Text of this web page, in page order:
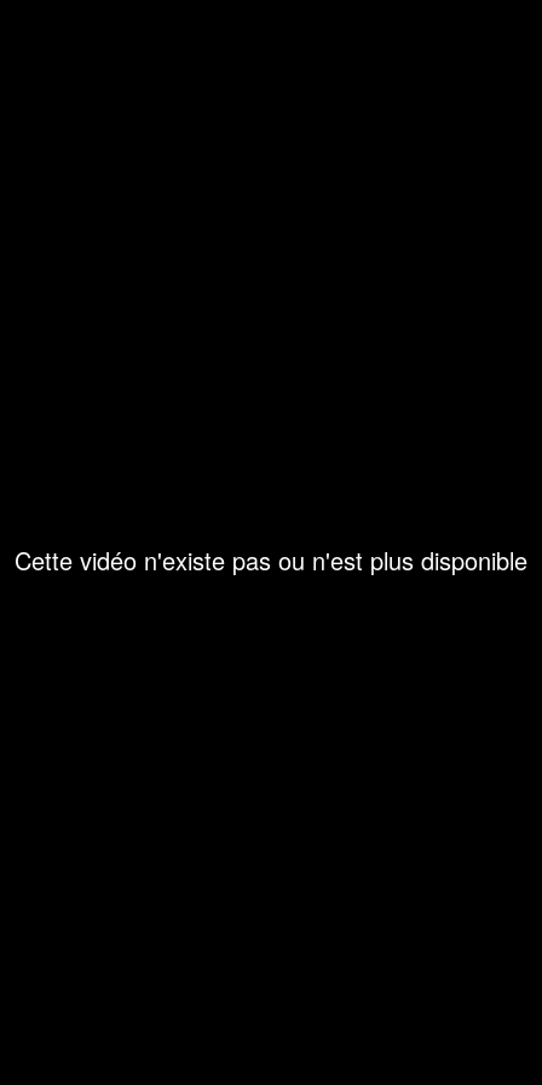
Cette vidéo n'existe pas ou n'est plus disponible